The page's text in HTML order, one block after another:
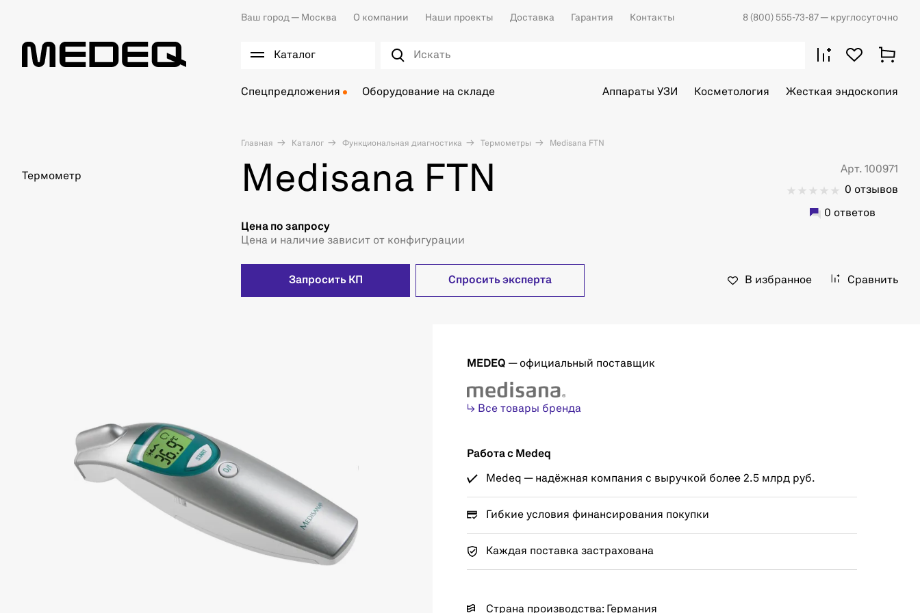
Ваш город — Москва О компании Наши проекты Доставка Гарантия Контакты 8 (800) 555-73-87 — круглосуточно
Каталог
Спецпредложения Оборудование на складе Аппараты УЗИ Косметология Жесткая эндоскопия
Главная Каталог Функциональная диагностика Термометры Medisana FTN
Термометр Medisana FTN
Арт. 100971
0 отзывов
0 ответов
Цена по запросу
Цена и наличие зависит от конфигурации
Запросить КП Спросить эксперта В избранное Сравнить
MEDEQ — официальный поставщик
↳ Все товары бренда
Работа с Medeq
Medeq — надёжная компания с выручкой более 2.5 млрд руб.
Гибкие условия финансирования покупки
Каждая поставка застрахована
Страна производства: Германия